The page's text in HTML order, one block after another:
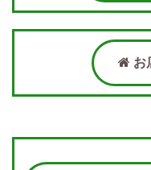
お